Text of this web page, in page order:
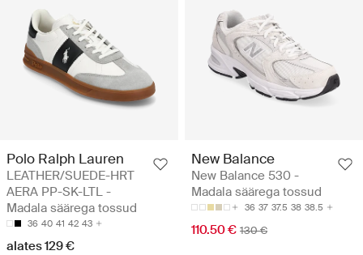
Polo Ralph Lauren
LEATHER/SUEDE-HRT
AERA PP-SK-LTL -
Madala säärega tossud
36 40 41 42 43
alates 129 €
New Balance
New Balance 530 -
Madala säärega tossud
36 37 37.5 38 38.5
110.50 € 130 €